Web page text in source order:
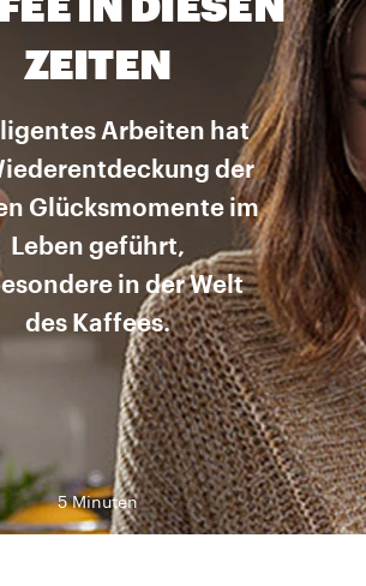
IN DIESEN
ZEITEN
Arbeiten hat
der
Glücksmomente im
Leben geführt,
in der Welt
des Kaffees.
5 Minuten